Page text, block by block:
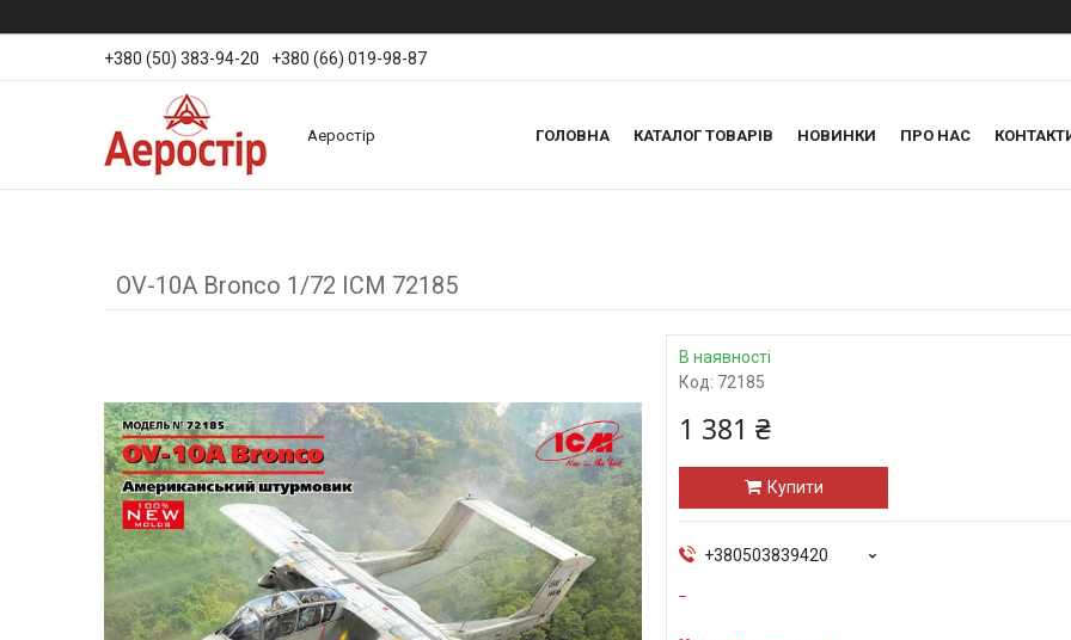
+380 (50) 383-94-20 +380 (66) 019-98-87
Аеростір ГОЛОВНА КАТАЛОГ ТОВАРІВ НОВИНКИ ПРО НАС
OV-10А Bronco 1/72 ICM 72185
В наявності
Код: 72185
1 381 ₴
Купити
+380503839420